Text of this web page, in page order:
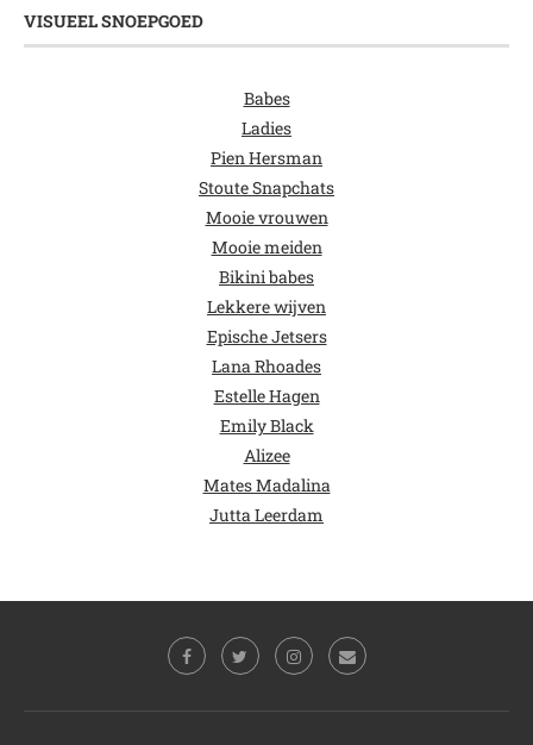
VISUEEL SNOEPGOED
Babes
Ladies
Pien Hersman
Stoute Snapchats
Mooie vrouwen
Mooie meiden
Bikini babes
Lekkere wijven
Epische Jetsers
Lana Rhoades
Estelle Hagen
Emily Black
Alizee
Mates Madalina
Jutta Leerdam